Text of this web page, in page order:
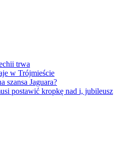
trwa
w Trójmieście
szansa Jaguara?
postawić kropkę nad i, jubileusz